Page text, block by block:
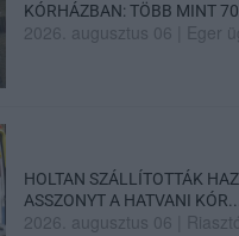
KÓRHÁZBAN: TÖBB MINT 70
2026. augusztus 06 Eger
HOLTAN SZÁLLÍTOTTÁK
ASSZONYT A HATVANI KÓR...
2026. augusztus 06